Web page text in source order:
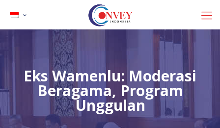
Eks Wamenlu: Moderasi
Beragama, Program
Unggulan